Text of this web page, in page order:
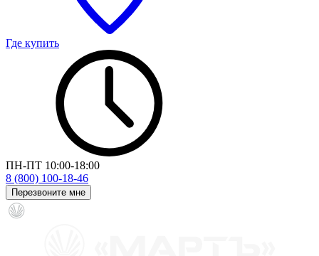
Где купить
ПН-ПТ 10:00-18:00
8 (800) 100-18-46
Перезвоните мне